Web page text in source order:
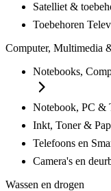
Satelliet &
Toebehoren
Computer, Multimedia
Notebooks,
Notebook, PC &
Inkt, Toner &
Telefoons en
Camera's en
Wassen en drogen